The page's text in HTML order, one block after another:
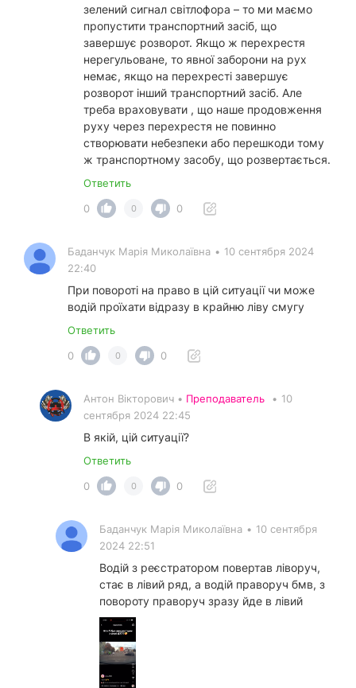
зелений сигнал світлофора – то ми маємо
пропустити транспортний засіб, що
завершує розворот. Якщо ж перехрестя
нерегульоване, то явної заборони на рух
немає, якщо на перехресті завершує
розворот інший транспортний засіб. Але
треба враховувати , що наше продовження
руху через перехрестя не повинно
створювати небезпеки або перешкоди тому
ж транспортному засобу, що розвертається.
Ответить
0
0 0
Баданчук Марія Миколаївна • 10 сентября 2024
22:40
При повороті на право в цій ситуації чи може
водій проїхати відразу в крайню ліву смугу
Ответить
0
0 0
Антон Вікторович • Преподаватель • 10
сентября 2024 22:45
В якій, цій ситуації?
Ответить
0
0 0
Баданчук Марія Миколаївна • 10 сентября
2024 22:51
Водій з реєстратором повертав ліворуч,
стає в лівий ряд, а водій праворуч бмв, з
повороту праворуч зразу йде в лівий